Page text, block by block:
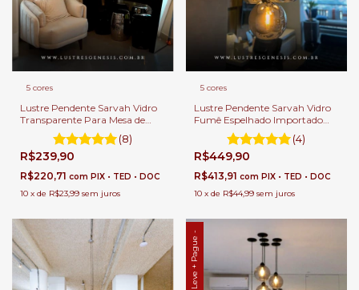
5 cores
Lustre Pendente Sarvah Vidro
Transparente Para Mesa de
Sala de Jantar.
(8)
R$239,90
R$220,71 com PIX • TED • DOC
10 x de R$23,99 sem juros
5 cores
Lustre Pendente Sarvah Vidro
Fumê Espelhado Importado
Para Mesa Sala de Jantar e
Balcão de Cozinha.
(4)
R$449,90
R$413,91 com PIX • TED • DOC
10 x de R$44,99 sem juros
Leve + Pague -